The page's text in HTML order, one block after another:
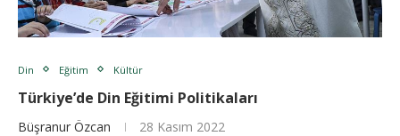
Din Eğitim Kültür
Türkiye’de Din Eğitimi Politikaları
Büşranur Özcan 28 Kasım 2022